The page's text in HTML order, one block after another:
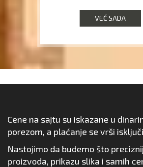
VEĆ SADA
Cene na sajtu su iskazane u
porezom, a plaćanje se vrši
Nastojimo da budemo što
proizvoda, prikazu slika i samih